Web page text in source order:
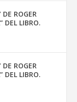
ROGER
DEL LIBRO.
ROGER
DEL LIBRO.